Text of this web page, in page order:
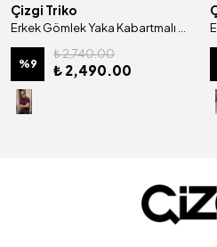
Çizgi Triko
Erkek Gömlek Yaka Kabartmalı Kare Örgü Mısır Pamuğu Merserize Kagi Tişört Klasik Kalıp - 5325
%9
₺ 2,740.00
₺ 2,490.00